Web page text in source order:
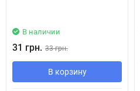
В наличии
31 грн. 33 грн.
В корзину